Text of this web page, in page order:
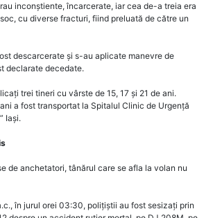
inconștiente, încarcerate, iar cea de-a treia era
cu diverse fracturi, fiind preluată de către un
descarcerate și s-au aplicate manevre de
declarate decedate.
trei tineri cu vârste de 15, 17 și 21 de ani.
a fost transportat la Spitalul Clinic de Urgență
Iași.
de anchetatori, tânărul care se afla la volan nu
în jurul orei 03:30, polițiștii au fost sesizați prin